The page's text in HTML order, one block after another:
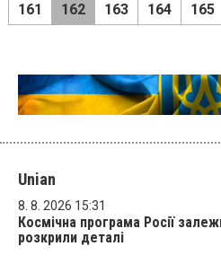
161
162 163 164 165
Unian
8. 8. 2026 15:31
Космічна програма Росії
розкрили деталі